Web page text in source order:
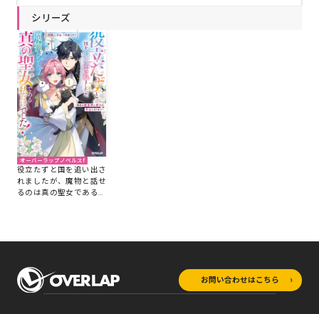
シリーズ
オーバーラップノベルスf
役立たずと国を追い出さ
れましたが、魔物と話せ
るのは真の聖女である私
お問い合わせはこちら